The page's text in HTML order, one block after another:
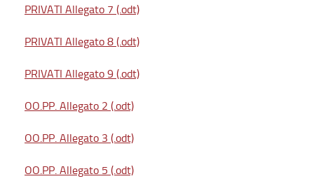
PRIVATI Allegato 7 (.odt)
PRIVATI Allegato 8 (.odt)
PRIVATI Allegato 9 (.odt)
OO.PP. Allegato 2 (.odt)
OO.PP. Allegato 3 (.odt)
OO.PP. Allegato 5 (.odt)